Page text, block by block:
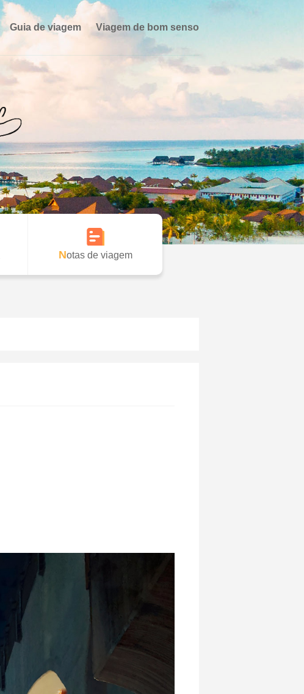
Guia de viagem Viagem de bom senso
Notas de viagem